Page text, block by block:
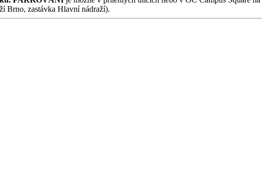
Brno, zastávka Hlavní nádraží).